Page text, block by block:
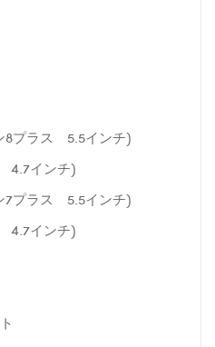
8プラス 5.5インチ)
インチ)
7プラス 5.5インチ)
インチ)